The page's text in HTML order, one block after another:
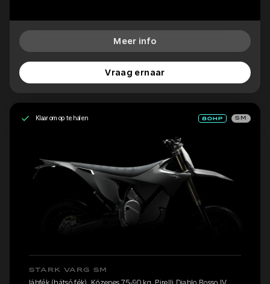
Meer info
Vraag ernaar
Klaar om op te halen SM
STARK VARG SM